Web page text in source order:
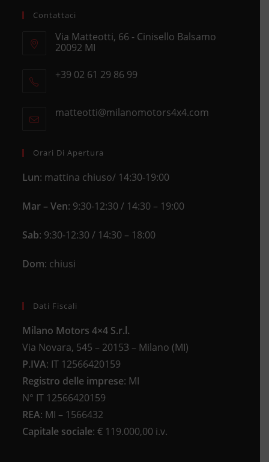
Contattaci
Via Matteotti, 66 - Cinisello Balsamo
20092 MI
in
+39 02 61 29 86 99
your
matteotti@milanomotors4x4.comOpens
Orari Di Apertura
Lun: mattina chiuso/ 14:30-19:00
Mar – Ven: 9:30-12:30 / 14:30 – 19:00
Sab: 9:30-12:30 / 14:30 – 18:00
Dom: chiusi
Dati Fiscali
Milano Motors 4×4 S.r.l.
Via Novara, 545 – 20153 – Milano (MI)
P.IVA: IT 12566420159
Registro delle imprese: MI
N° IT 12566420159
REA: MI – 1566432
Capitale sociale: € 119.000,00 i.v.